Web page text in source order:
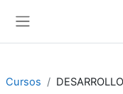
Cursos